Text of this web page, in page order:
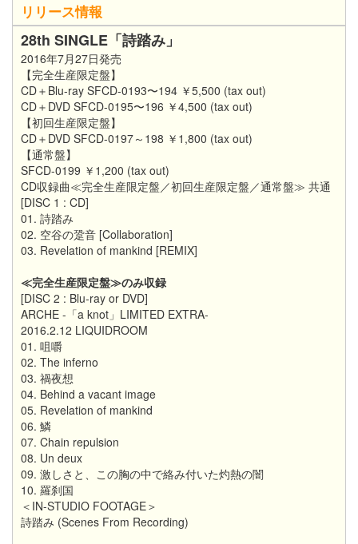
リリース情報
28th SINGLE「詩踏み」
2016年7月27日発売
【完全生産限定盤】
CD＋Blu-ray SFCD-0193〜194 ￥5,500 (tax out)
CD＋DVD SFCD-0195〜196 ￥4,500 (tax out)
【初回生産限定盤】
CD＋DVD SFCD-0197～198 ￥1,800 (tax out)
【通常盤】
SFCD-0199 ￥1,200 (tax out)
CD収録曲≪完全生産限定盤／初回生産限定盤／通常盤≫ 共通
[DISC 1 : CD]
01. 詩踏み
02. 空谷の跫音 [Collaboration]
03. Revelation of mankind [REMIX]
≪完全生産限定盤≫のみ収録
[DISC 2 : Blu-ray or DVD]
ARCHE -「a knot」LIMITED EXTRA-
2016.2.12 LIQUIDROOM
01. 咀嚼
02. The inferno
03. 禍夜想
04. Behind a vacant image
05. Revelation of mankind
06. 鱗
07. Chain repulsion
08. Un deux
09. 激しさと、この胸の中で絡み付いた灼熱の闇
10. 羅刹国
＜IN-STUDIO FOOTAGE＞
詩踏み (Scenes From Recording)